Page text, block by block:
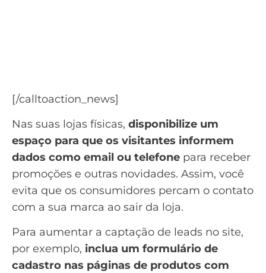
[/calltoaction_news]
Nas suas lojas físicas, disponibilize um
espaço para que os visitantes informem
dados como email ou telefone para receber
promoções e outras novidades. Assim, você
evita que os consumidores percam o contato
com a sua marca ao sair da loja.
Para aumentar a captação de leads no site,
por exemplo, inclua um formulário de
cadastro nas páginas de produtos com